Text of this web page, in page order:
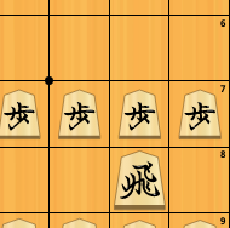
9
8
7
6